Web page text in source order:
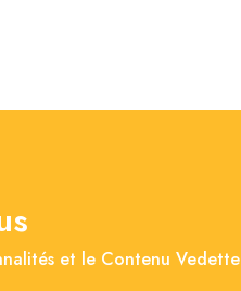
et le Contenu Vedette